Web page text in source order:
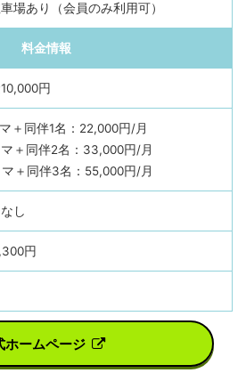
場あり（会員のみ利用可）
料金情報
円
＋同伴1名：22,000円/月
＋同伴2名：33,000円/月
＋同伴3名：55,000円/月
し
円
ホームページ